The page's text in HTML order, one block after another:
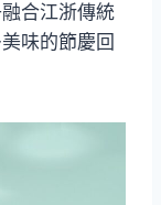
合江浙傳統
味的節慶回